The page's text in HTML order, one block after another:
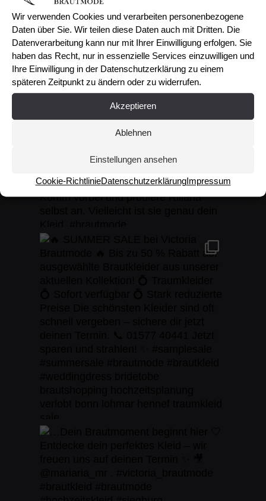
Wir verwenden Cookies und verarbeiten personenbezogene
Daten über Sie. Wir teilen diese Daten auch mit Dritten. Die
Datenverarbeitung kann nur mit Ihrer Einwilligung erfolgen. Sie
haben das Recht, nur in essenzielle Services einzuwilligen und
Ihre Einwilligung in der Datenschutzerklärung zu einem
späteren Zeitpunkt zu ändern oder zu widerrufen.
Akzeptieren
Ablehnen
Einstellungen ansehen
Cookie-RichtlinieDatenschutzerklärungImpressum